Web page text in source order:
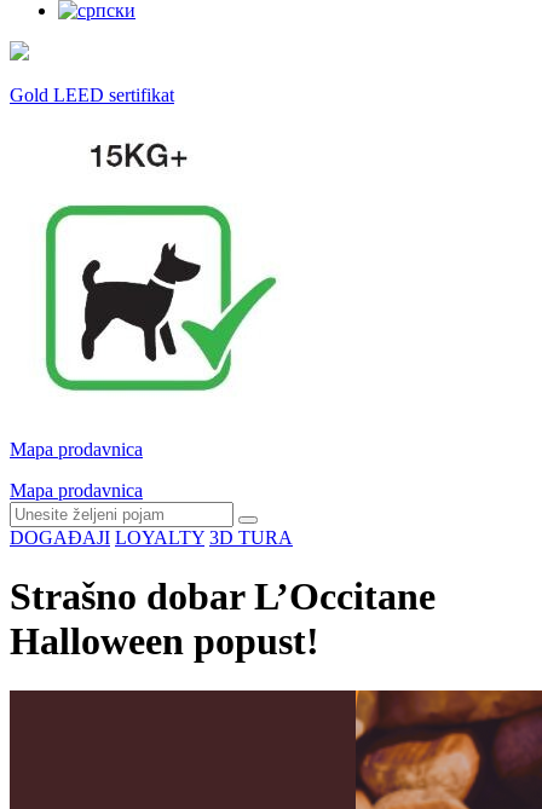
Gold LEED sertifikat
Mapa prodavnica
Mapa prodavnica
DOGAĐAJI LOYALTY 3D TURA
Strašno dobar L’Occitane
Halloween popust!